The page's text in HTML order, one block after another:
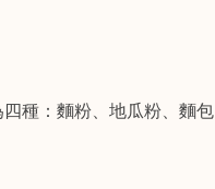
種：麵粉、地瓜粉、麵包